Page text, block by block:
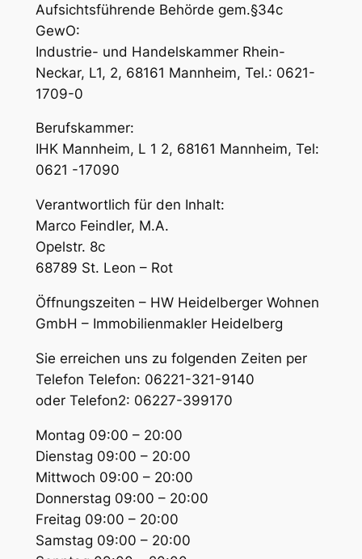
Aufsichtsführende Behörde gem.§34c
GewO:
Industrie- und Handelskammer Rhein-
Neckar, L1, 2, 68161 Mannheim, Tel.: 0621-
1709-0
Berufskammer:
IHK Mannheim, L 1 2, 68161 Mannheim, Tel:
0621 -17090
Verantwortlich für den Inhalt:
Marco Feindler, M.A.
Opelstr. 8c
68789 St. Leon – Rot
Öffnungszeiten – HW Heidelberger Wohnen
GmbH – Immobilienmakler Heidelberg
Sie erreichen uns zu folgenden Zeiten per
Telefon Telefon: 06221-321-9140
oder Telefon2: 06227-399170
Montag 09:00 – 20:00
Dienstag 09:00 – 20:00
Mittwoch 09:00 – 20:00
Donnerstag 09:00 – 20:00
Freitag 09:00 – 20:00
Samstag 09:00 – 20:00